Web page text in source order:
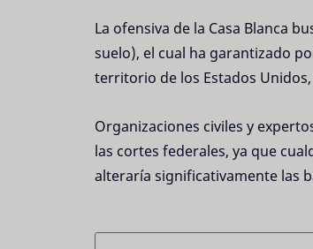
La ofensiva de la Casa Blanca
suelo), el cual ha garantizado
territorio de los Estados
Organizaciones civiles y
las cortes federales, ya que
alteraría significativamente las